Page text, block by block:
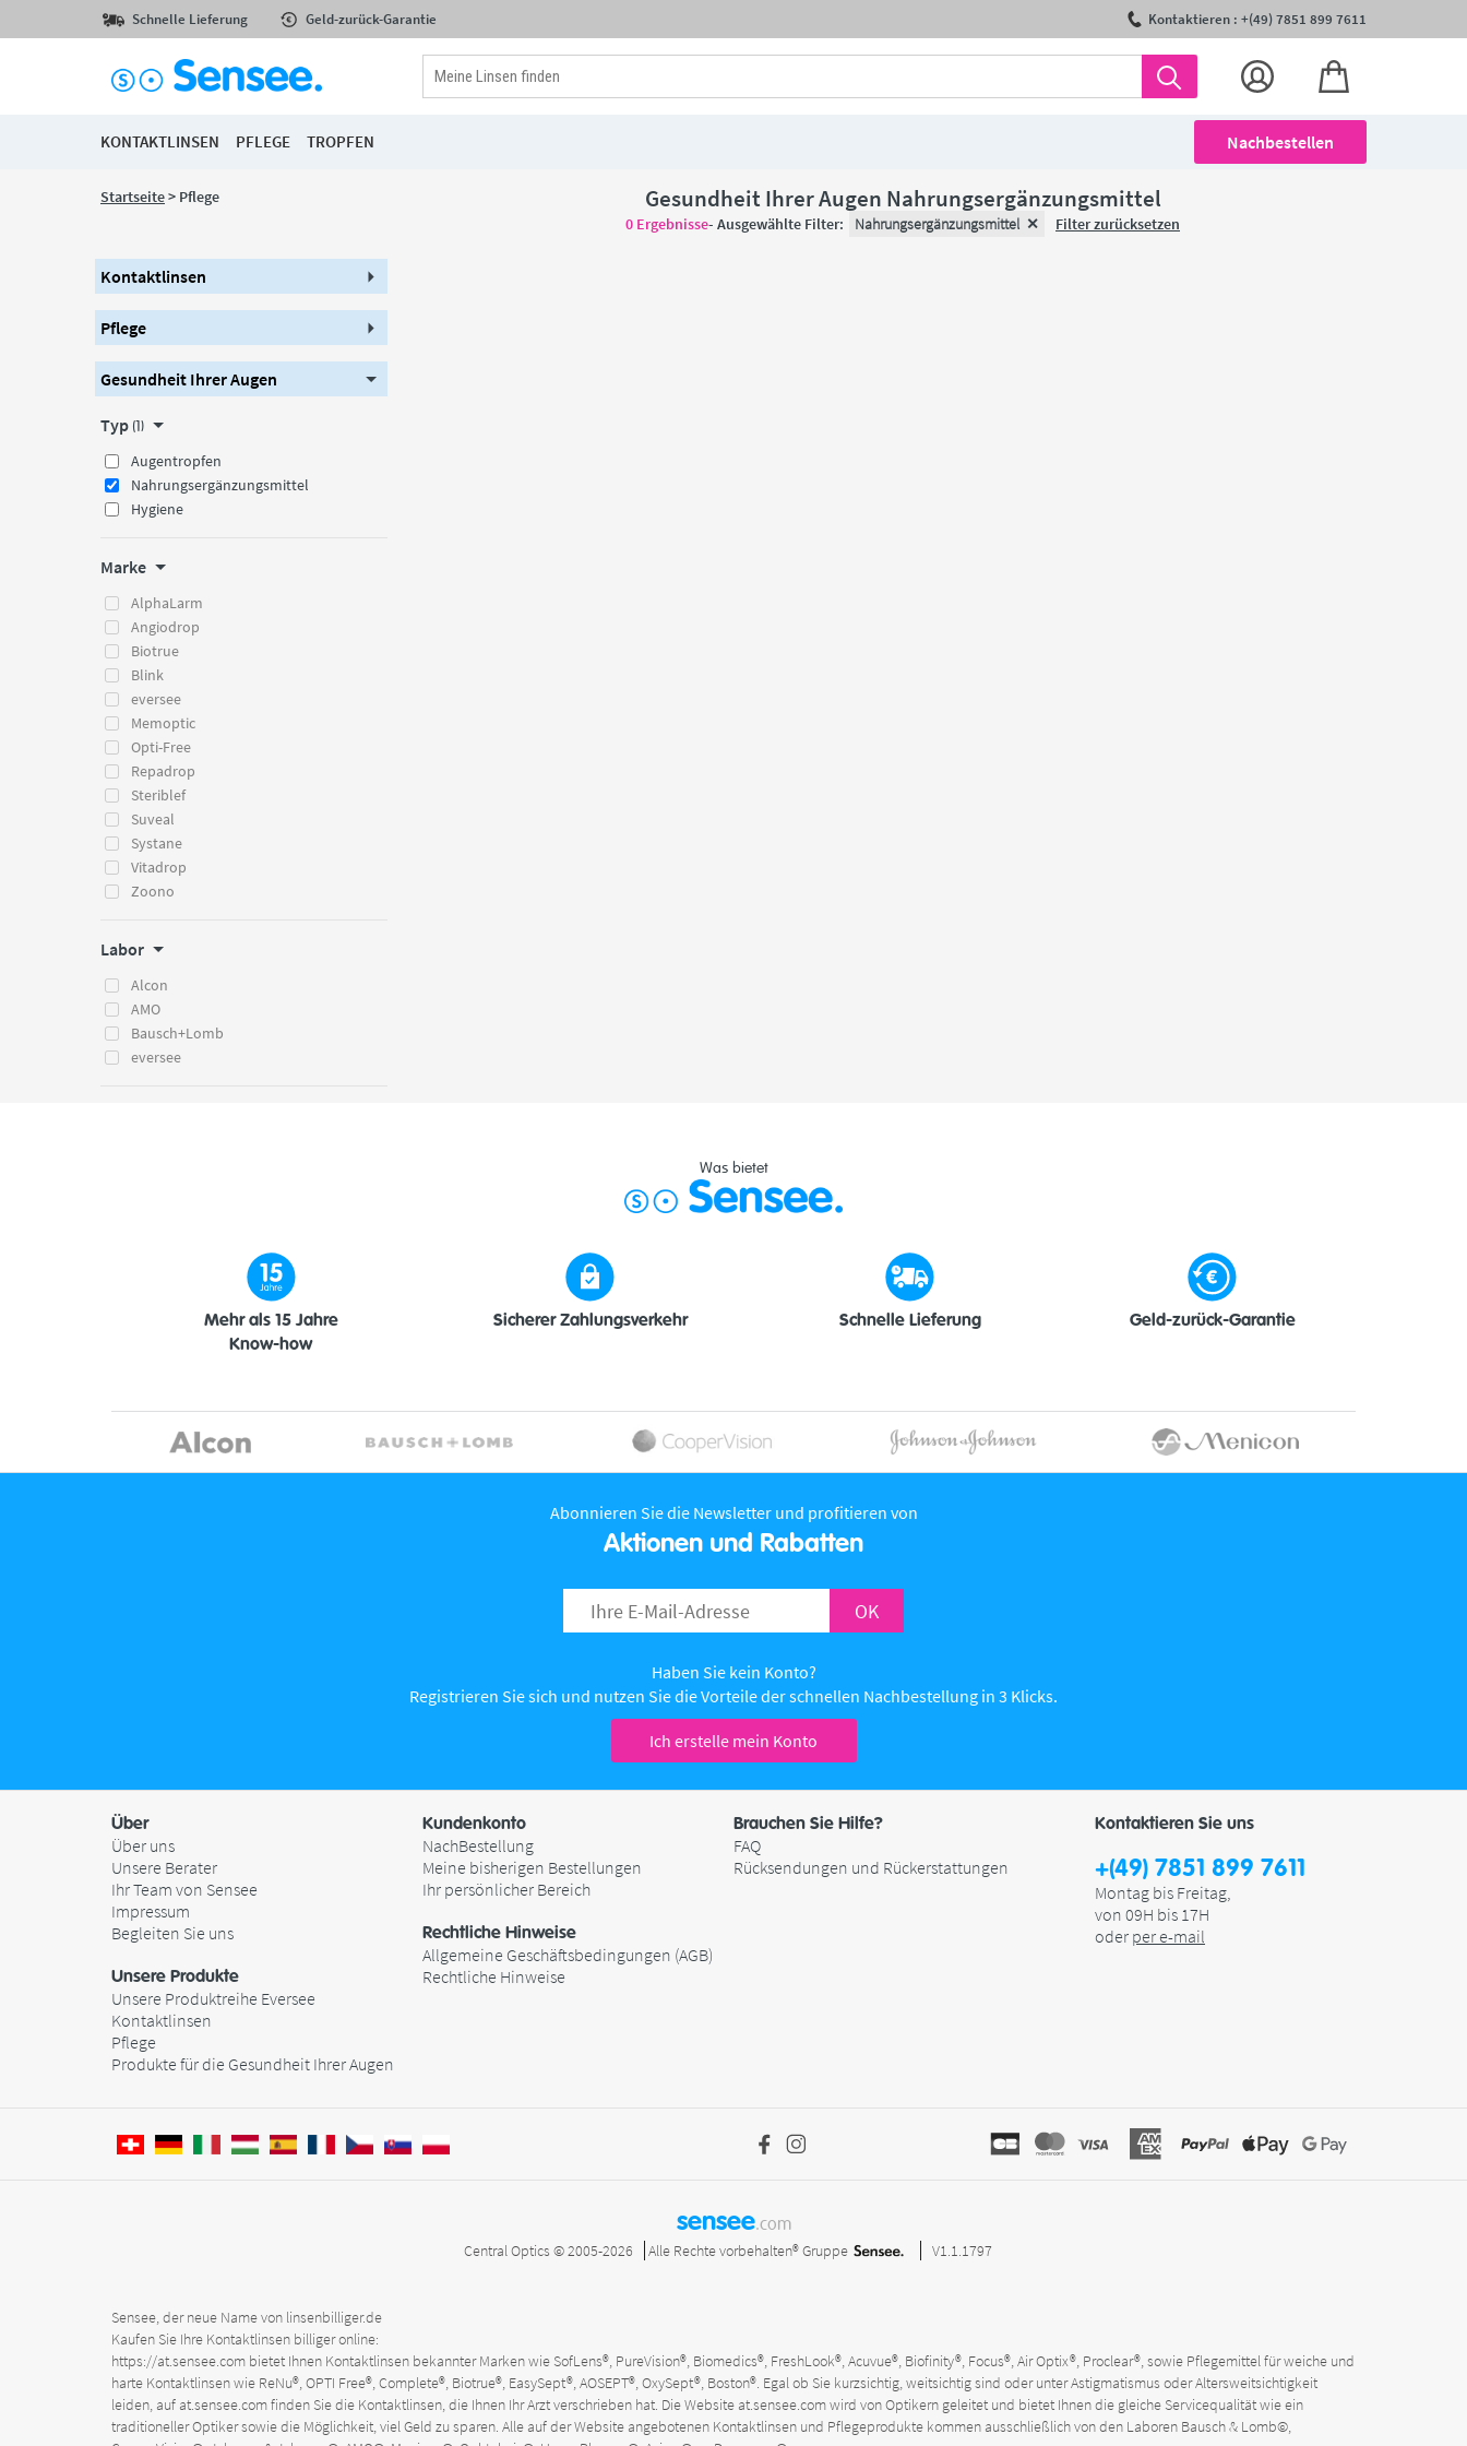
Einwilligungsmanagementplattform: Passen Sie Ihre Optionen an
Schnelle Lieferung Geld-zurück-Garantie Kontaktieren : +(49) 7851 899 7611
KONTAKTLINSEN PFLEGE TROPFEN Nachbestellen
Startseite> Pflege Gesundheit Ihrer Augen Nahrungsergänzungsmittel
0 Ergebnisse- Ausgewählte Filter: Nahrungsergänzungsmittel Filter zurücksetzen
Kontaktlinsen
Pflege
Gesundheit Ihrer Augen
Typ (1)
Augentropfen
Nahrungsergänzungsmittel
Hygiene
Marke
AlphaLarm
Angiodrop
Biotrue
Blink
eversee
Memoptic
Opti-Free
Repadrop
Steriblef
Suveal
Systane
Vitadrop
Zoono
Labor
Alcon
AMO
Bausch+Lomb
eversee
Was bietet
Mehr als 15 Jahre
Know-how
Sicherer Zahlungsverkehr Schnelle Lieferung Geld-zurück-Garantie
Abonnieren Sie die Newsletter und profitieren von
Aktionen und Rabatten
OK
Haben Sie kein Konto?
Registrieren Sie sich und nutzen Sie die Vorteile der schnellen Nachbestellung in 3 Klicks.
Ich erstelle mein Konto
Über
Über uns
Unsere Berater
Ihr Team von Sensee
Impressum
Begleiten Sie uns
Unsere Produkte
Unsere Produktreihe Eversee
Kontaktlinsen
Pflege
Produkte für die Gesundheit Ihrer Augen
Kundenkonto
NachBestellung
Meine bisherigen Bestellungen
Ihr persönlicher Bereich
Rechtliche Hinweise
Allgemeine Geschäftsbedingungen (AGB)
Rechtliche Hinweise
Brauchen Sie Hilfe?
FAQ
Rücksendungen und Rückerstattungen
Kontaktieren Sie uns
+(49) 7851 899 7611
Montag bis Freitag,
von 09H bis 17H
oder per e-mail
sensee.com
Central Optics © 2005-2026 Alle Rechte vorbehalten®Gruppe V1.1.1797
Sensee, der neue Name von linsenbilliger.de
Kaufen Sie Ihre Kontaktlinsen billiger online:
https://at.sensee.com bietet Ihnen Kontaktlinsen bekannter Marken wie SofLens®, PureVision®, Biomedics®, FreshLook®, Acuvue®, Biofinity®, Focus®, Air Optix®, Proclear®, sowie Pflegemittel für weiche und
harte Kontaktlinsen wie ReNu®, OPTI Free®, Complete®, Biotrue®, EasySept®, AOSEPT®, OxySept®, Boston®. Egal ob Sie kurzsichtig, weitsichtig sind oder unter Astigmatismus oder Altersweitsichtigkeit
leiden, auf at.sensee.comfinden Sie die Kontaktlinsen, die Ihnen Ihr Arzt verschrieben hat. Die Website at.sensee.comwird von Optikern geleitet und bietet Ihnen die gleiche Servicequalität wie ein
traditioneller Optiker sowie die Möglichkeit, viel Geld zu sparen. Alle auf der Website angebotenen Kontaktlinsen und Pflegeprodukte kommen ausschließlich von den Laboren Bausch & Lomb©,